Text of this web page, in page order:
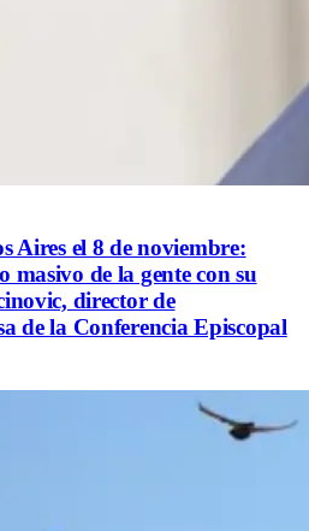
Aires el 8 de noviembre:
masivo de la gente con su
director de
de la Conferencia Episcopal